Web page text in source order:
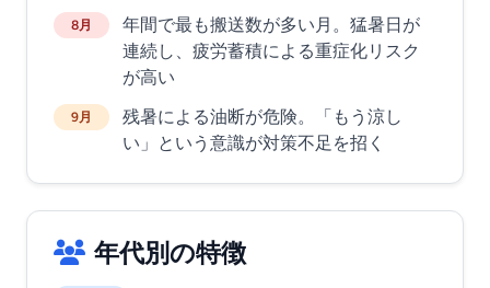
8月
年間で最も搬送数が多い月。猛暑日が
連続し、疲労蓄積による重症化リスク
が高い
9月
残暑による油断が危険。「もう涼し
い」という意識が対策不足を招く
年代別の特徴